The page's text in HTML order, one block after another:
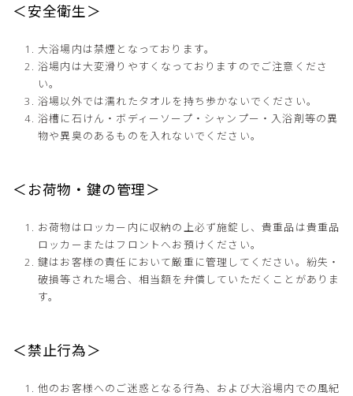
＜安全衛生＞
大浴場内は禁煙となっております。
浴場内は大変滑りやすくなっておりますのでご注意くださ
い。
浴場以外では濡れたタオルを持ち歩かないでください。
浴槽に石けん・ボディーソープ・シャンプー・入浴剤等の異
物や異臭のあるものを入れないでください。
＜お荷物・鍵の管理＞
お荷物はロッカー内に収納の上必ず施錠し、貴重品は貴重品
ロッカーまたはフロントへお預けください。
鍵はお客様の責任において厳重に管理してください。紛失・
破損等された場合、相当額を弁償していただくことがありま
す。
＜禁止行為＞
他のお客様へのご迷惑となる行為、および大浴場内での風紀